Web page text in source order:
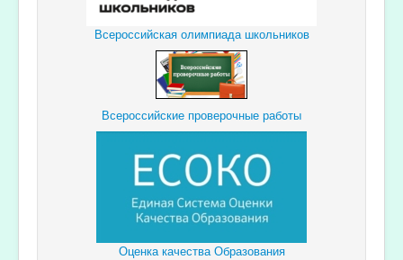
Всероссийская олимпиада школьников
Всероссийские проверочные работы
Оценка качества Образования